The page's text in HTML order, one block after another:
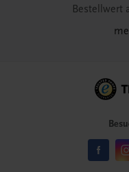
Bestellwert